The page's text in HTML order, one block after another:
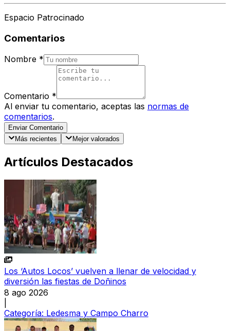
Espacio Patrocinado
Comentarios
Nombre *
Comentario *
Al enviar tu comentario, aceptas las normas de
comentarios.
Enviar Comentario
Más recientes
Mejor valorados
Artículos Destacados
Los ‘Autos Locos’ vuelven a llenar de velocidad y
diversión las fiestas de Doñinos
8 ago 2026
Categoría: Ledesma y Campo Charro